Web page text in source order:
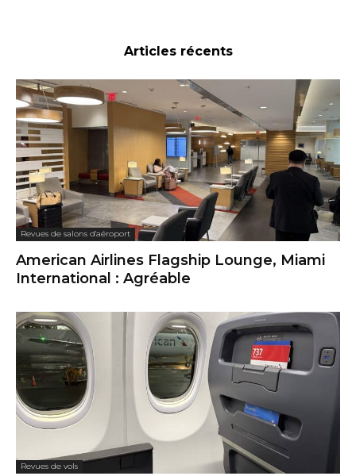
Articles récents
Revues de salons d'aéroport
American Airlines Flagship Lounge, Miami
International : Agréable
Revues de vols